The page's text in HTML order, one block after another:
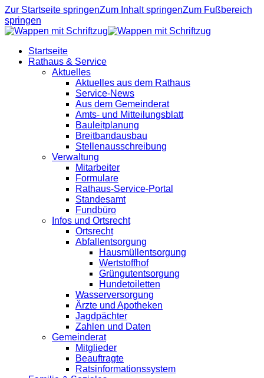
Zur Startseite springenZum Inhalt springenZum Fußbereich
springen
Startseite
Rathaus & Service
Aktuelles
Aktuelles aus dem Rathaus
Service-News
Aus dem Gemeinderat
Amts- und Mitteilungsblatt
Bauleitplanung
Breitbandausbau
Stellenausschreibung
Verwaltung
Mitarbeiter
Formulare
Rathaus-Service-Portal
Standesamt
Fundbüro
Infos und Ortsrecht
Ortsrecht
Abfallentsorgung
Hausmüllentsorgung
Wertstoffhof
Grüngutentsorgung
Hundetoiletten
Wasserversorgung
Ärzte und Apotheken
Jagdpächter
Zahlen und Daten
Gemeinderat
Mitglieder
Beauftragte
Ratsinformationssystem